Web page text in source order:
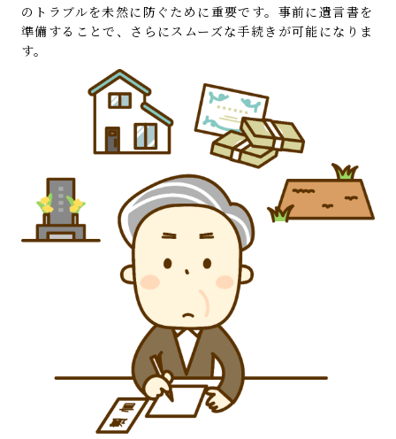
のトラブルを未然に防ぐために重要です。事前に遺言書を
準備することで、さらにスムーズな手続きが可能になりま
す。